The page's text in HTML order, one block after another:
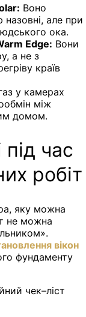
Воно
назовні, але при
ока.
Edge: Вони
а не з
країв
у камерах
між
домом.
час
робіт
яку можна
не можна
вікон
фундаменту
чек–ліст